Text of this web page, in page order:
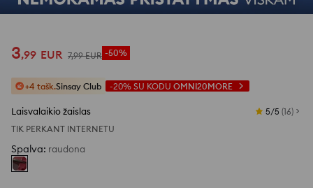
3,99 EUR 7,99 EUR -50%
+4 tašk.Sinsay Club -20% SU KODU OMNI20MORE
Laisvalaikio žaislas 5/5 (16)
TIK PERKANT INTERNETU
Spalva: raudona